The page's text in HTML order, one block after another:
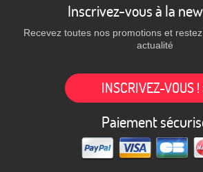
Inscrivez-vous à la
Recevez toutes nos promotions et
actualité
INSCRIVEZ-VOUS !
Paiement